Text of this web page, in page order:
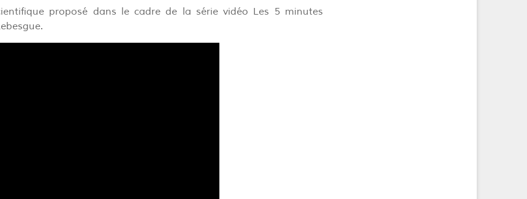
proposé dans le cadre de la série vidéo Les 5 minutes